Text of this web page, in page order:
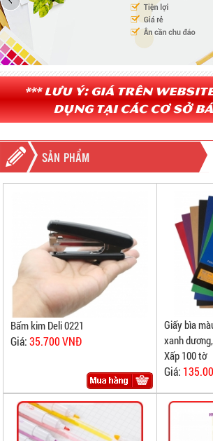
*** Lưu ý: Giá trên
dụng tại các cơ sở
SẢN PHẨM
Bấm kim Deli 0221
Giá:35.700 VNĐ
Giấy bìa
xanh
Xấp 100 tờ
Giá: